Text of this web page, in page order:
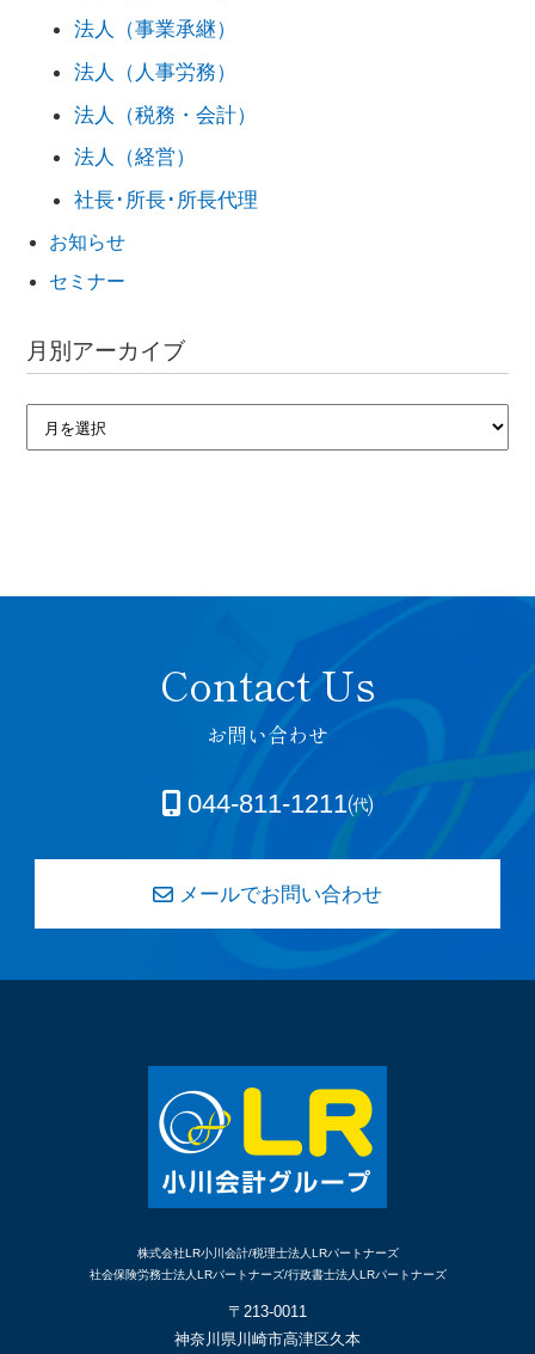
法人（事業承継）
法人（人事労務）
法人（税務・会計）
法人（経営）
社長･所長･所長代理
お知らせ
セミナー
月別アーカイブ
お問い合わせ
044-811-1211㈹
メールでお問い合わせ
株式会社LR小川会計/税理士法人LRパートナーズ
社会保険労務士法人LRパートナーズ/行政書士法人LRパートナーズ
〒213-0011
神奈川県川崎市高津区久本